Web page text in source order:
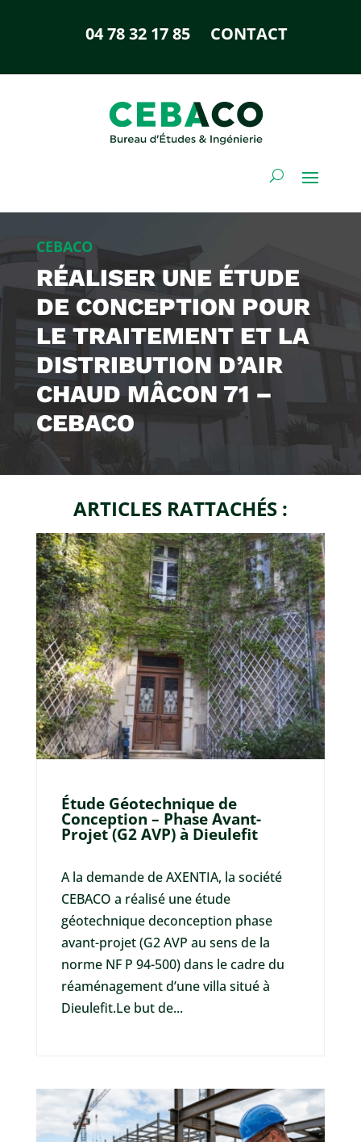
04 78 32 17 85 CONTACT
CEBACO
RÉALISER UNE ÉTUDE
DE CONCEPTION POUR
LE TRAITEMENT ET LA
DISTRIBUTION D’AIR
CHAUD MÂCON 71 –
CEBACO
ARTICLES RATTACHÉS :
Étude Géotechnique de
Conception – Phase Avant-
Projet (G2 AVP) à Dieulefit
A la demande de AXENTIA, la société
CEBACO a réalisé une étude
géotechnique deconception phase
avant-projet (G2 AVP au sens de la
norme NF P 94-500) dans le cadre du
réaménagement d’une villa situé à
Dieulefit.Le but de...